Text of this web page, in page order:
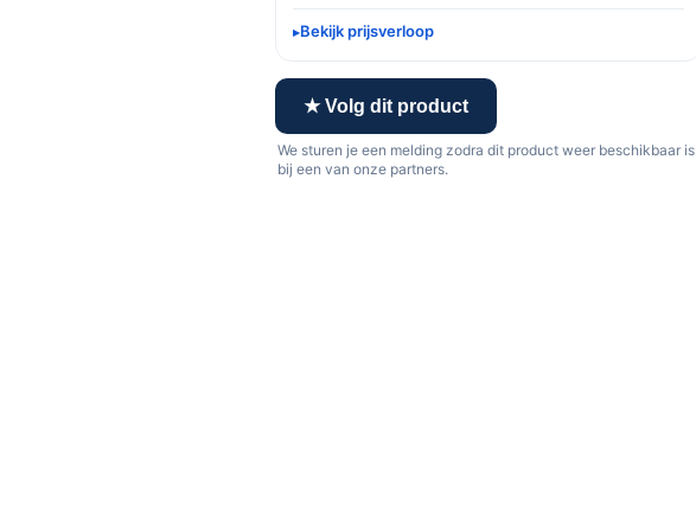
Bekijk prijsverloop
★ Volg dit product
We sturen je een melding zodra dit product weer beschikbaar is
bij een van onze partners.